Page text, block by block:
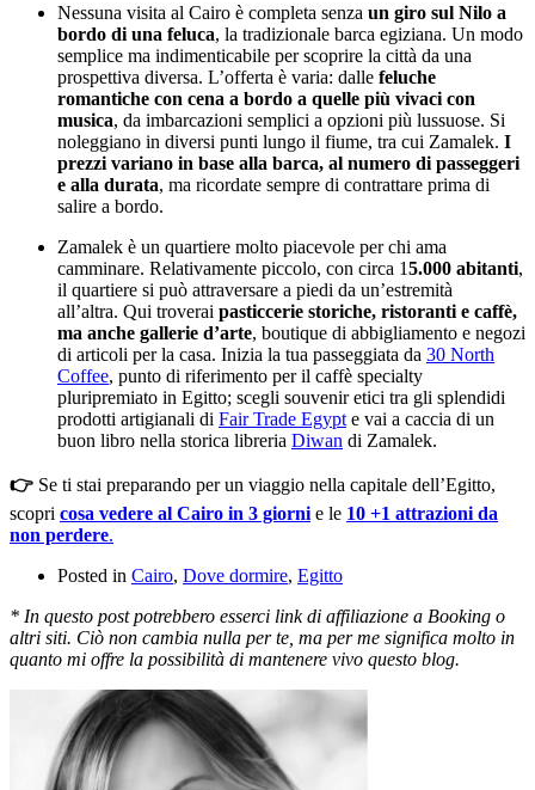
Nessuna visita al Cairo è completa senza un giro sul Nilo a
bordo di una feluca, la tradizionale barca egiziana. Un modo
semplice ma indimenticabile per scoprire la città da una
prospettiva diversa. L’offerta è varia: dalle feluche
romantiche con cena a bordo a quelle più vivaci con
musica, da imbarcazioni semplici a opzioni più lussuose. Si
noleggiano in diversi punti lungo il fiume, tra cui Zamalek. I
prezzi variano in base alla barca, al numero di passeggeri
e alla durata, ma ricordate sempre di contrattare prima di
salire a bordo.
Zamalek è un quartiere molto piacevole per chi ama
camminare. Relativamente piccolo, con circa 15.000 abitanti,
il quartiere si può attraversare a piedi da un’estremità
all’altra. Qui troverai pasticcerie storiche, ristoranti e caffè,
ma anche gallerie d’arte, boutique di abbigliamento e negozi
di articoli per la casa. Inizia la tua passeggiata da 30 North
Coffee, punto di riferimento per il caffè specialty
pluripremiato in Egitto; scegli souvenir etici tra gli splendidi
prodotti artigianali di Fair Trade Egypt e vai a caccia di un
buon libro nella storica libreria Diwan di Zamalek.
👉 Se ti stai preparando per un viaggio nella capitale dell’Egitto,
scopri cosa vedere al Cairo in 3 giorni e le 10 +1 attrazioni da
non perdere.
Posted in Cairo, Dove dormire, Egitto
* In questo post potrebbero esserci link di affiliazione a Booking o
altri siti. Ciò non cambia nulla per te, ma per me significa molto in
quanto mi offre la possibilità di mantenere vivo questo blog.